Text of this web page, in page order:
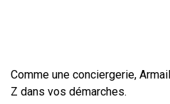
Comme une conciergerie,
Z dans vos démarches.